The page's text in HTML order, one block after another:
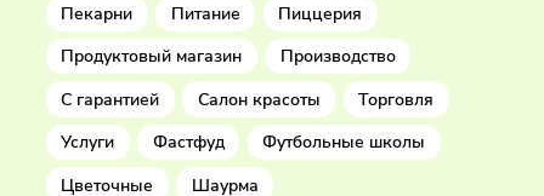
Красота и здоровье Лаборатории
Обучение Одежда Парикмахерские
Пекарни Питание
Пиццерия
Продуктовый магазин